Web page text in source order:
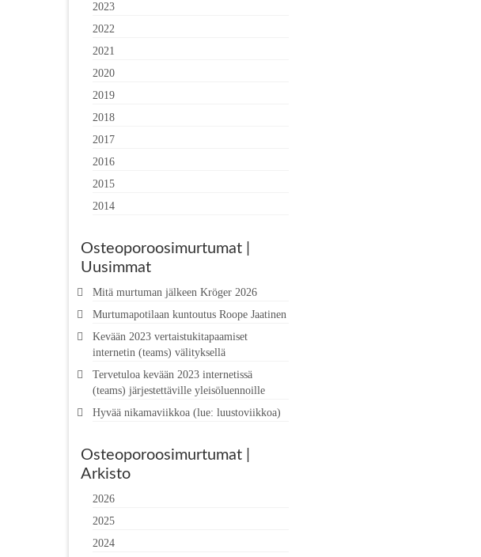
2023
2022
2021
2020
2019
2018
2017
2016
2015
2014
Osteoporoosimurtumat |
Uusimmat
Mitä murtuman jälkeen Kröger 2026
Murtumapotilaan kuntoutus Roope Jaatinen
Kevään 2023 vertaistukitapaamiset
internetin (teams) välityksellä
Tervetuloa kevään 2023 internetissä
(teams) järjestettäville yleisöluennoille
Hyvää nikamaviikkoa (lue: luustoviikkoa)
Osteoporoosimurtumat |
Arkisto
2026
2025
2024